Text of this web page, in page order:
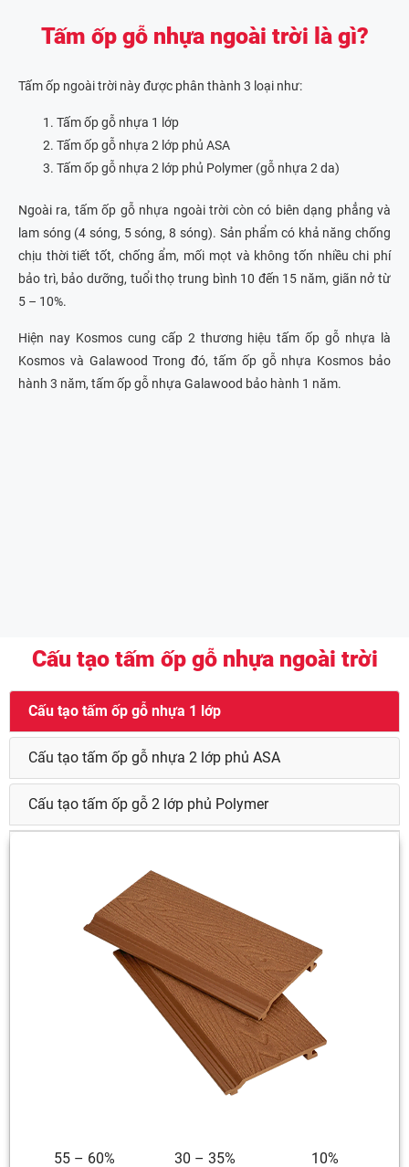
Tấm ốp gỗ nhựa ngoài trời là gì?
Tấm ốp ngoài trời này được phân thành 3 loại như:
Tấm ốp gỗ nhựa 1 lớp
Tấm ốp gỗ nhựa 2 lớp phủ ASA
Tấm ốp gỗ nhựa 2 lớp phủ Polymer (gỗ nhựa 2 da)
Ngoài ra, tấm ốp gỗ nhựa ngoài trời còn có biên dạng phẳng và
lam sóng (4 sóng, 5 sóng, 8 sóng). Sản phẩm có khả năng chống
chịu thời tiết tốt, chống ẩm, mối mọt và không tốn nhiều chi phí
bảo trì, bảo dưỡng, tuổi thọ trung bình 10 đến 15 năm, giãn nở từ
5 – 10%.
Hiện nay Kosmos cung cấp 2 thương hiệu tấm ốp gỗ nhựa là
Kosmos và Galawood Trong đó, tấm ốp gỗ nhựa Kosmos bảo
hành 3 năm, tấm ốp gỗ nhựa Galawood bảo hành 1 năm.
Cấu tạo tấm ốp gỗ nhựa ngoài trời
Cấu tạo tấm ốp gỗ nhựa 1 lớp
Cấu tạo tấm ốp gỗ nhựa 2 lớp phủ ASA
Cấu tạo tấm ốp gỗ 2 lớp phủ Polymer
55 – 60%
30 – 35%
10%